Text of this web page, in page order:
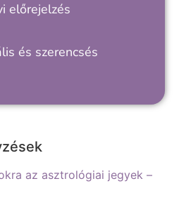
előrejelzés
és szerencsés
az asztrológiai jegyek –